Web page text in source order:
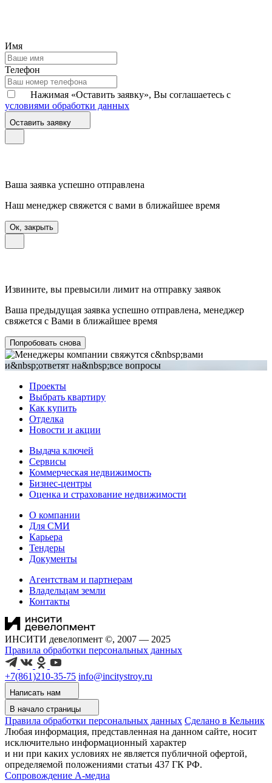
Имя
Телефон
Нажимая «Оставить заявку», Вы соглашаетесь с
условиями обработки данных
Оставить заявку
Ваша заявка успешно отправлена
Наш менеджер свяжется с вами в ближайшее время
Ок, закрыть
Извините, вы превысили лимит на отправку заявок
Ваша предыдущая заявка успешно отправлена, менеджер
свяжется с Вами в ближайшее время
Попробовать снова
Проекты
Выбрать квартиру
Как купить
Отделка
Новости и акции
Выдача ключей
Сервисы
Коммерческая недвижимость
Бизнес-центры
Оценка и страхование недвижимости
О компании
Для СМИ
Карьера
Тендеры
Документы
Агентствам и партнерам
Владельцам земли
Контакты
ИНСИТИ девелопмент ©, 2007 — 2025
Правила обработки персональных данных
+7(861)210-35-75 info@incitystroy.ru
Написать нам
В начало страницы
Правила обработки персональных данных Сделано в Кельник
Любая информация, представленная на данном сайте, носит
исключительно информационный характер
и ни при каких условиях не является публичной офертой,
определяемой положениями статьи 437 ГК РФ.
Сопровождение А-медиа